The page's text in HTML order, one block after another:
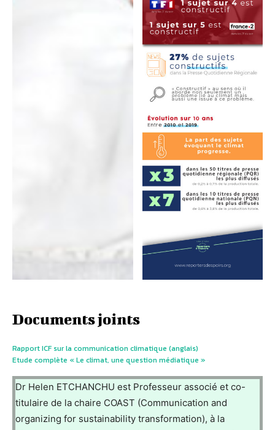
Documents joints
Rapport ICF sur la communication climatique (anglais)
Etude complète « Le climat, une question médiatique »
Dr Helen ETCHANCHU est Professeur associé et co-
titulaire de la chaire COAST (Communication and
organizing for sustainability transformation), à la